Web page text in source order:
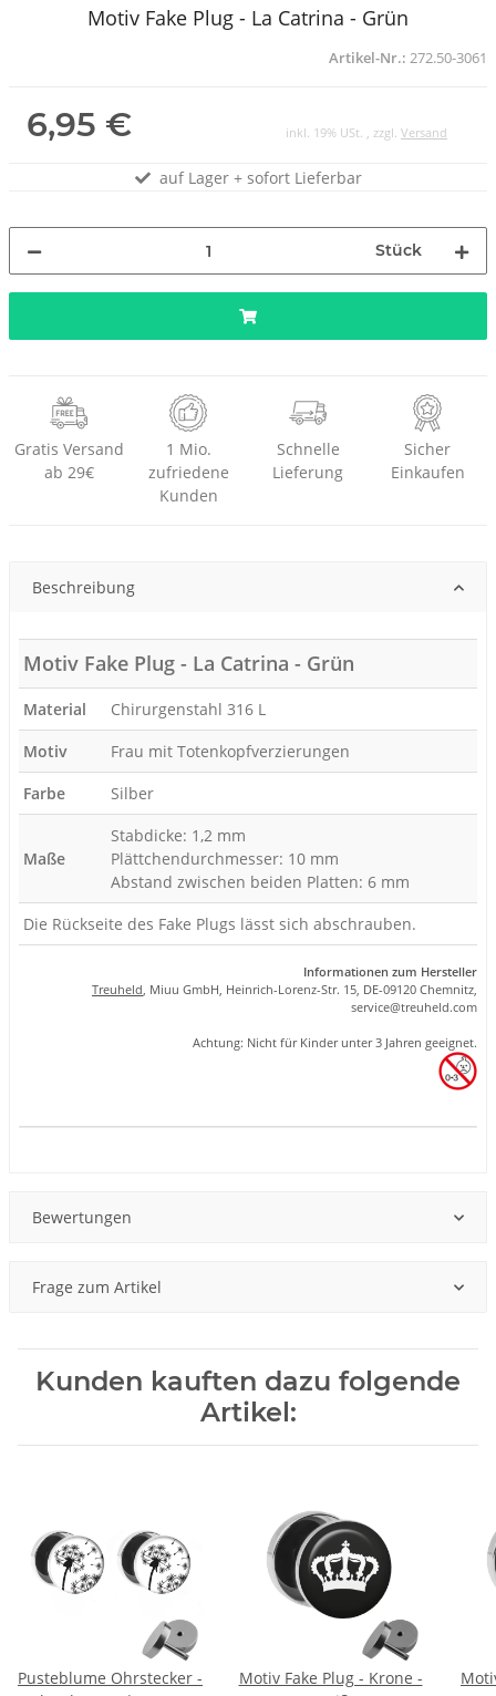
Motiv Fake Plug - La Catrina - Grün
Artikel-Nr.: 272.50-3061
6,95 € inkl. 19% USt. , zzgl. Versand
auf Lager + sofort Lieferbar
Stück
Gratis Versand
ab 29€
1 Mio.
zufriedene
Kunden
Schnelle
Lieferung
Sicher
Einkaufen
Beschreibung
Motiv Fake Plug - La Catrina - Grün
Material
Chirurgenstahl 316 L
Motiv
Frau mit Totenkopfverzierungen
Farbe
Silber
Maße
Stabdicke: 1,2 mm
Plättchendurchmesser: 10 mm
Abstand zwischen beiden Platten: 6 mm
Die Rückseite des Fake Plugs lässt sich abschrauben.
Informationen zum Hersteller
Treuheld, Miuu GmbH, Heinrich-Lorenz-Str. 15, DE-09120 Chemnitz,
service@treuheld.com
Achtung: Nicht für Kinder unter 3 Jahren geeignet.
Bewertungen
Frage zum Artikel
Kunden kauften dazu folgende
Artikel:
Pusteblume Ohrstecker -
Motiv Fake Plug - Krone -